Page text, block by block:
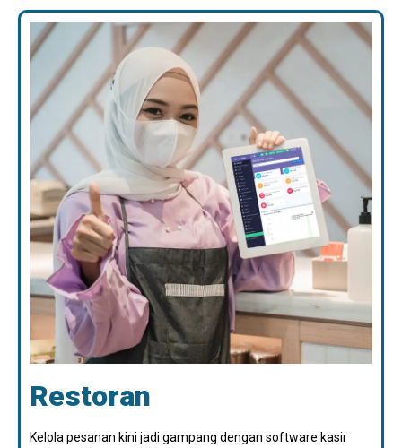
Restoran
Kelola pesanan kini jadi gampang dengan software kasir